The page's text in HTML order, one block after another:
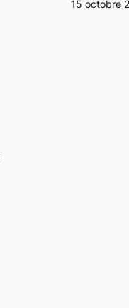
15 octobre